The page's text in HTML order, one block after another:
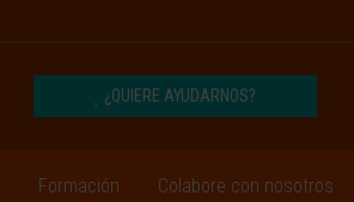
¿QUIERE AYUDARNOS?
Formación Colabore con nosotros